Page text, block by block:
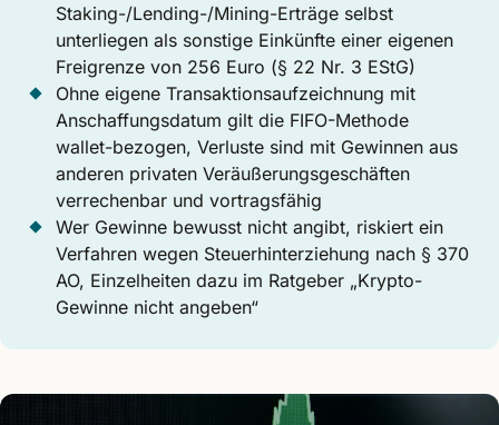
Staking-/Lending-/Mining-Erträge selbst
unterliegen als sonstige Einkünfte einer eigenen
Freigrenze von 256 Euro (§ 22 Nr. 3 EStG)
Ohne eigene Transaktionsaufzeichnung mit
Anschaffungsdatum gilt die FIFO-Methode
wallet-bezogen, Verluste sind mit Gewinnen aus
anderen privaten Veräußerungsgeschäften
verrechenbar und vortragsfähig
Wer Gewinne bewusst nicht angibt, riskiert ein
Verfahren wegen Steuerhinterziehung nach § 370
AO, Einzelheiten dazu im Ratgeber „Krypto-
Gewinne nicht angeben“